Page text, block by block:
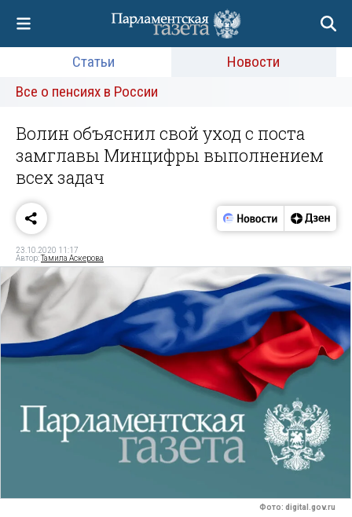
Статьи
Новости
Все о пенсиях в России
Волин объяснил свой уход с поста
замглавы Минцифры выполнением
всех задач
23.10.2020 11:17
Автор:Тамила Аскерова
Фото: digital.gov.ru